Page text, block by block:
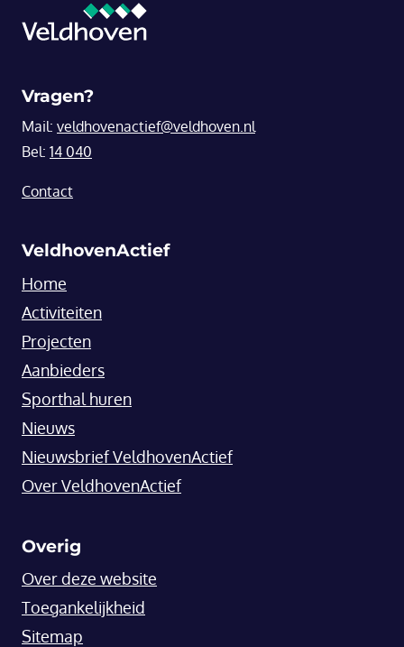
Vragen?
Mail: veldhovenactief@veldhoven.nl
Bel: 14 040
Contact
VeldhovenActief
Home
Activiteiten
Projecten
Aanbieders
Sporthal huren
Nieuws
Nieuwsbrief VeldhovenActief
Over VeldhovenActief
Overig
Over deze website
Toegankelijkheid
Sitemap